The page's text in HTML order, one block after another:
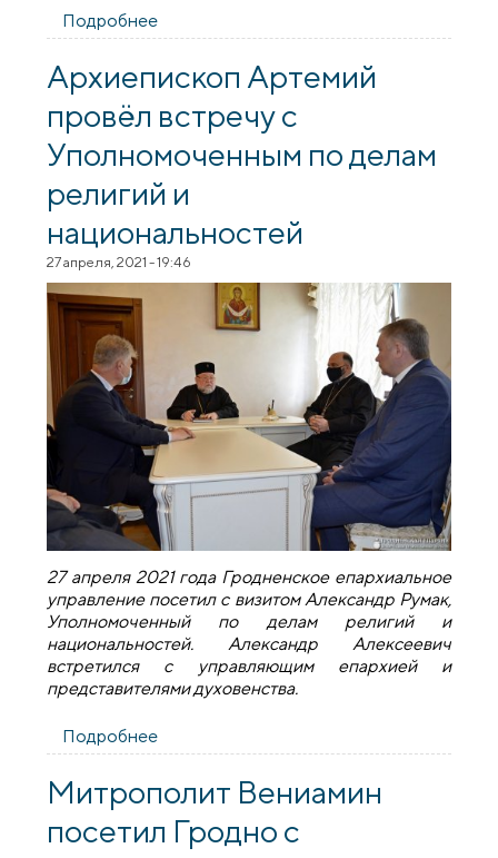
Подробнее
принимает участие в Международном
фестивале «Вера и слово»
Архиепископ Артемий
провёл встречу с
Уполномоченным по делам
религий и
национальностей
27 апреля, 2021 - 19:46
27 апреля 2021 года Гродненское епархиальное
управление посетил с визитом Александр Румак,
Уполномоченный по делам религий и
национальностей. Александр Алексеевич
встретился с управляющим епархией и
представителями духовенства.
Подробнее
с Уполномоченным по делам религий и
национальностей
Митрополит Вениамин
посетил Гродно с